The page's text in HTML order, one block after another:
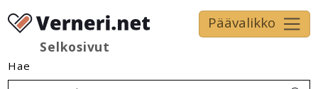
Selkosivut
Päävalikko
Hae